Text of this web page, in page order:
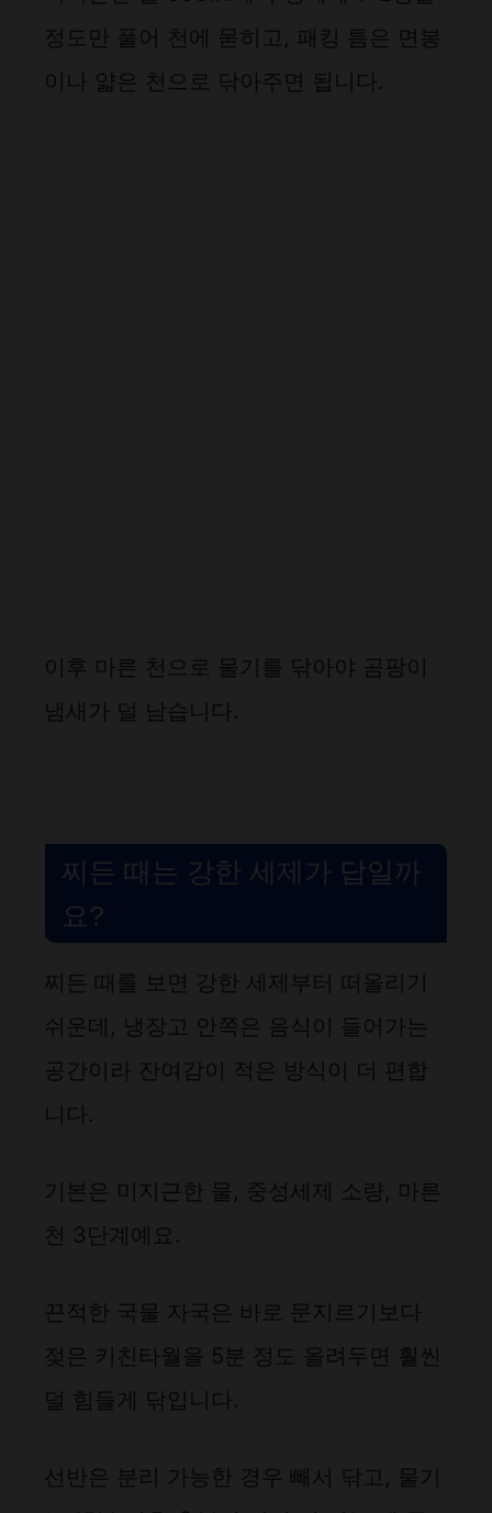
정도만 풀어 천에 묻히고, 패킹 틈은 면봉
이나 얇은 천으로 닦아주면 됩니다.
이후 마른 천으로 물기를 닦아야 곰팡이
냄새가 덜 남습니다.
찌든 때는 강한 세제가 답일까
요?
찌든 때를 보면 강한 세제부터 떠올리기
쉬운데, 냉장고 안쪽은 음식이 들어가는
공간이라 잔여감이 적은 방식이 더 편합
니다.
기본은 미지근한 물, 중성세제 소량, 마른
천 3단계예요.
끈적한 국물 자국은 바로 문지르기보다
젖은 키친타월을 5분 정도 올려두면 훨씬
덜 힘들게 닦입니다.
선반은 분리 가능한 경우 빼서 닦고, 물기